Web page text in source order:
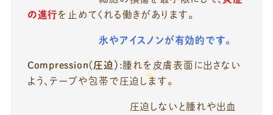
の進行を止めてくれる働きがあります。
氷やアイスノンが有効的です。
Compression(圧迫） :腫れを皮膚表面に出さない
よう、テープや包帯で圧迫します。
圧迫しないと腫れや出血